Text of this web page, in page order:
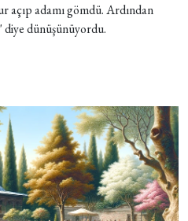
adamı gömdü. Ardından
diye dünüşünüyordu.